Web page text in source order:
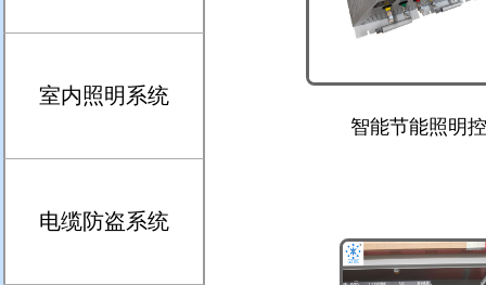
室内照明系统
电缆防盗系统
智能节能照明